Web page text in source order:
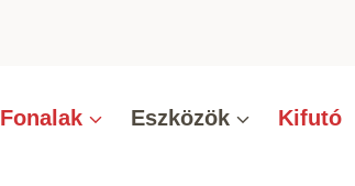
Fonalak Eszközök Kifutó